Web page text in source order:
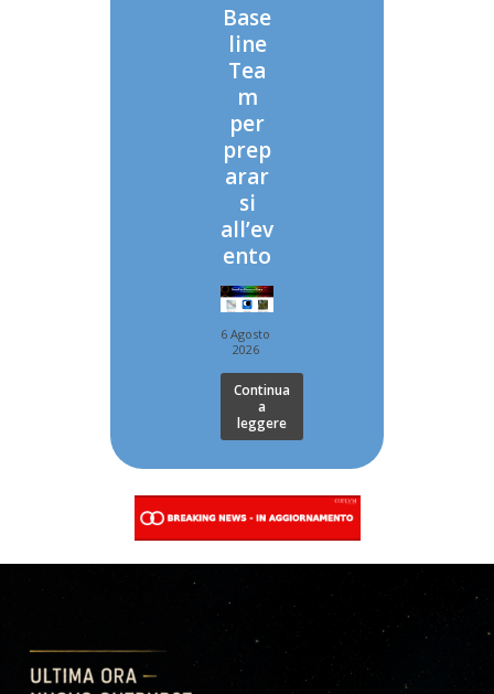
Base
line
Tea
m
per
prep
arar
si
all’ev
ento
6 Agosto
2026
Continua
a
leggere